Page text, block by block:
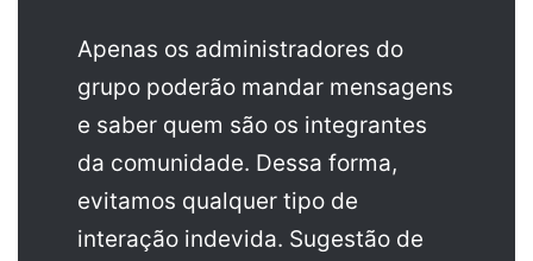
Apenas os administradores do
grupo poderão mandar mensagens
e saber quem são os integrantes
da comunidade. Dessa forma,
evitamos qualquer tipo de
interação indevida. Sugestão de